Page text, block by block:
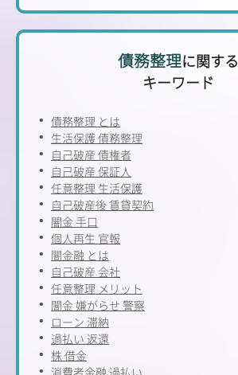
債務整理に関する
キーワード
債務整理 とは
生活保護 債務整理
自己破産 債権者
自己破産 保証人
任意整理 生活保護
自己破産後 賃貸契約
闇金 手口
個人再生 官報
闇金融 とは
自己破産 会社
任意整理 メリット
闇金 嫌がらせ 警察
ローン 滞納
過払い 返還
株 借金
消費者金融 過払い